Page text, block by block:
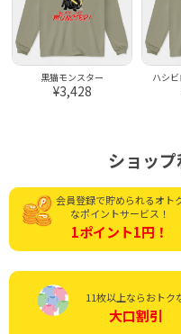
黒猫モンスター
¥3,428
ハシ
ショッ
会員登録で貯められるオト
なポイントサービス！
1ポイント1円！
11枚以上ならおトク
大口割引